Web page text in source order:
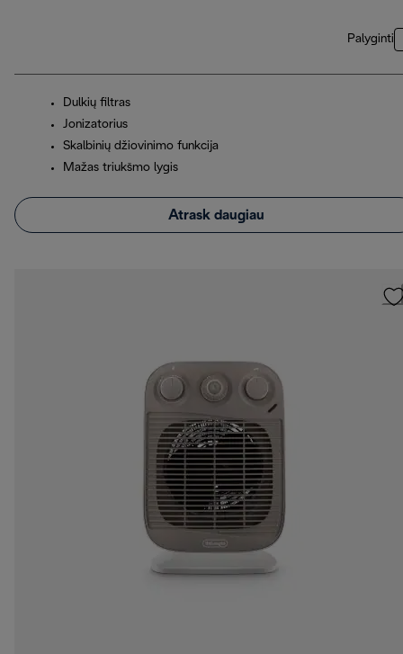
Palyginti
Dulkių filtras
Jonizatorius
Skalbinių džiovinimo funkcija
Mažas triukšmo lygis
Atrask daugiau